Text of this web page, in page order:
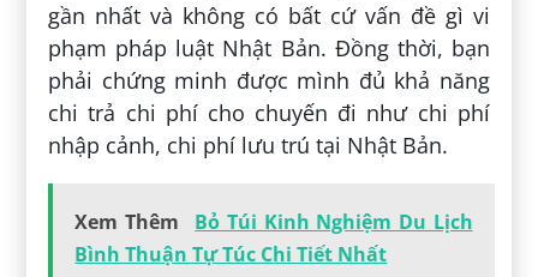
gần nhất và không có bất cứ vấn đề gì vi
phạm pháp luật Nhật Bản. Đồng thời, bạn
phải chứng minh được mình đủ khả năng
chi trả chi phí cho chuyến đi như chi phí
nhập cảnh, chi phí lưu trú tại Nhật Bản.
Xem Thêm
Bỏ Túi Kinh Nghiệm Du Lịch
Bình Thuận Tự Túc Chi Tiết Nhất